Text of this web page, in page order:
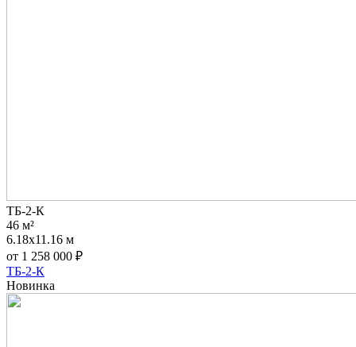
ТБ-2-К
46 м²
6.18x11.16 м
от 1 258 000 ₽
ТБ-2-К
Новинка